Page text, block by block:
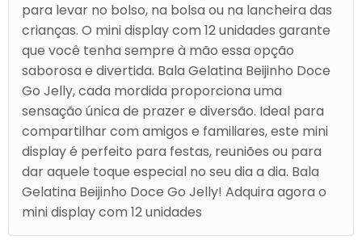
para levar no bolso, na bolsa ou na lancheira das
crianças. O mini display com 12 unidades garante
que você tenha sempre à mão essa opção
saborosa e divertida. Bala Gelatina Beijinho Doce
Go Jelly, cada mordida proporciona uma
sensação única de prazer e diversão. Ideal para
compartilhar com amigos e familiares, este mini
display é perfeito para festas, reuniões ou para
dar aquele toque especial no seu dia a dia. Bala
Gelatina Beijinho Doce Go Jelly! Adquira agora o
mini display com 12 unidades